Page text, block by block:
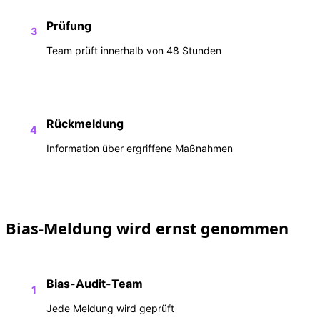
3 Prüfung
Team prüft innerhalb von 48 Stunden
4 Rückmeldung
Information über ergriffene Maßnahmen
Bias-Meldung wird ernst genommen
1 Bias-Audit-Team
Jede Meldung wird geprüft